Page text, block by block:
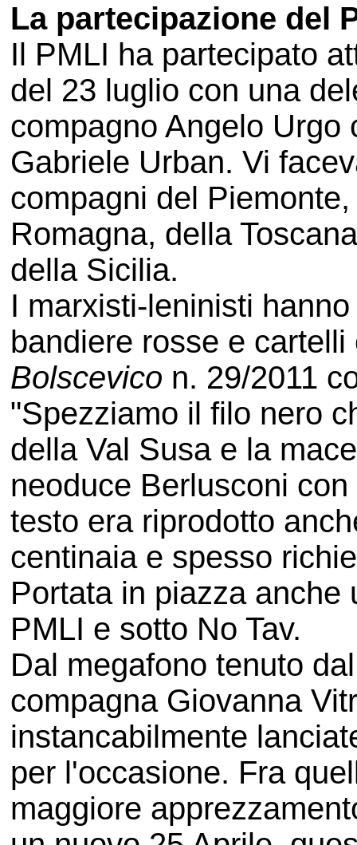
La partecipazione del
Il PMLI ha partecipato
del 23 luglio con una
compagno Angelo Urgo
Gabriele Urban. Vi
compagni del
Romagna, della
della Sicilia.
I marxisti-leninisti
bandiere rosse e
Bolscevico n. 29/2011
"Spezziamo il filo nero
della Val Susa e la
neoduce Berlusconi
testo era riprodotto
centinaia e spesso
Portata in piazza anche
PMLI e sotto No Tav.
Dal megafono tenuto
compagna Giovanna
instancabilmente
per l'occasione. Fra
maggiore